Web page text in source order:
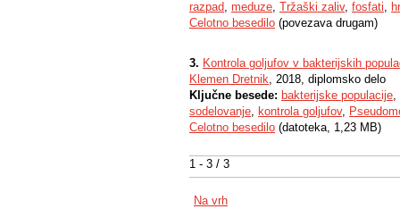
1 - 3 / 3
razpad, meduze, Tržaški zaliv, fosfati,
Celotno besedilo (povezava drugam)
3. Kontrola goljufov v bakterijskih
Klemen Dretnik, 2018, diplomsko delo
Ključne besede: bakterijske populacije,
sodelovanje, kontrola goljufov,
Celotno besedilo (datoteka, 1,23 MB)
Na vrh